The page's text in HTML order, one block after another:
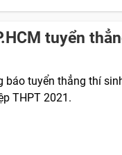
tuyển
báo tuyển thẳng thí
THPT 2021.